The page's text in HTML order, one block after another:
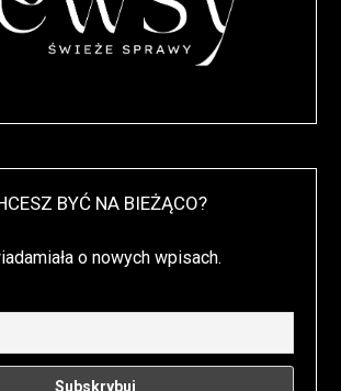
BYĆ NA BIEŻĄCO?
o nowych wpisach.